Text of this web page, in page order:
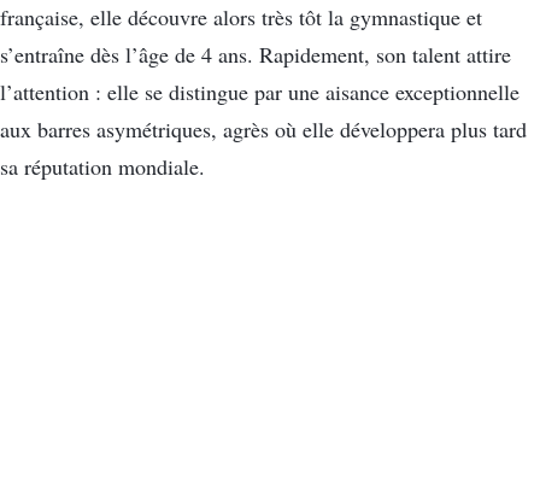
française, elle découvre alors très tôt la gymnastique et
s’entraîne dès l’âge de 4 ans. Rapidement, son talent attire
l’attention : elle se distingue par une aisance exceptionnelle
aux barres asymétriques, agrès où elle développera plus tard
sa réputation mondiale.